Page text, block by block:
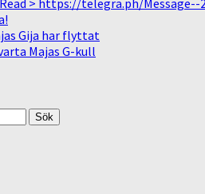
Read > https://telegra.ph/
Gija har flyttat
Majas G-kull